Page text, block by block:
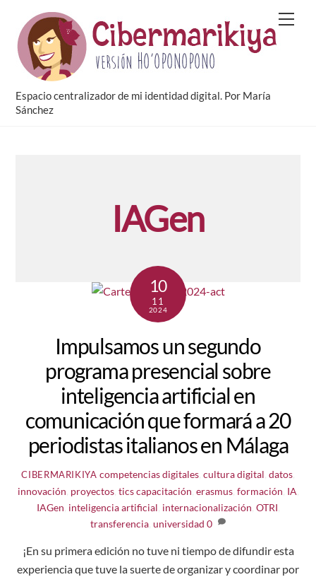
content
Espacio centralizador de mi identidad digital. Por María
Sánchez
IAGen
10
11
2024
Impulsamos un segundo
programa presencial sobre
inteligencia artificial en
comunicación que formará a 20
periodistas italianos en Málaga
CIBERMARIKIYA competencias digitales, cultura digital datos,
innovación proyectos, tics capacitación erasmus, formación IA
IAGen inteligencia artificial internacionalización OTRI
transferencia, universidad 0
¡En su primera edición no tuve ni tiempo de difundir esta
experiencia que tuve la suerte de organizar y coordinar por